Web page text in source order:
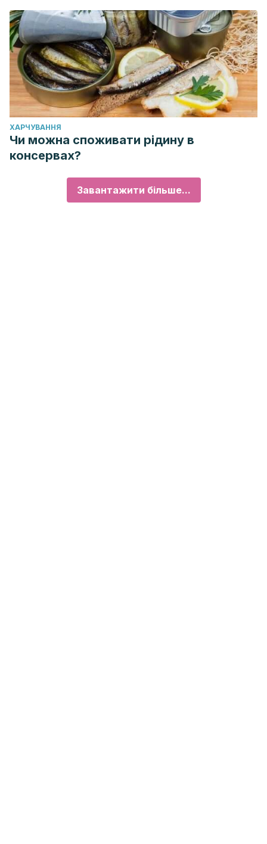
ХАРЧУВАННЯ
Чи можна споживати рідину в
консервах?
Завантажити більше...